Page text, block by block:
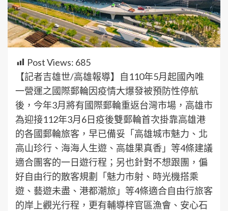
Post Views: 685
【記者吉雄世/高雄報導】自110年5月起國內唯
一營運之國際郵輪因疫情大爆發被預防性停航
後，今年3月將有國際郵輪重返台灣市場，高雄市
為迎接112年3月6日疫後雙郵輪首次掛靠高雄港
的各國郵輪旅客，早已備妥「高雄城市魅力、北
高山珍行、海海人生遊、高雄果真香」等4條建議
適合團客的一日遊行程；另也針對不想跟團，偏
好自由行的散客規劃「魅力市射、時光機搭乘
遊、藝遊未盡、港都潮旅」等4條適合自由行旅客
的岸上觀光行程，更有輔導梓官區漁會、安心石